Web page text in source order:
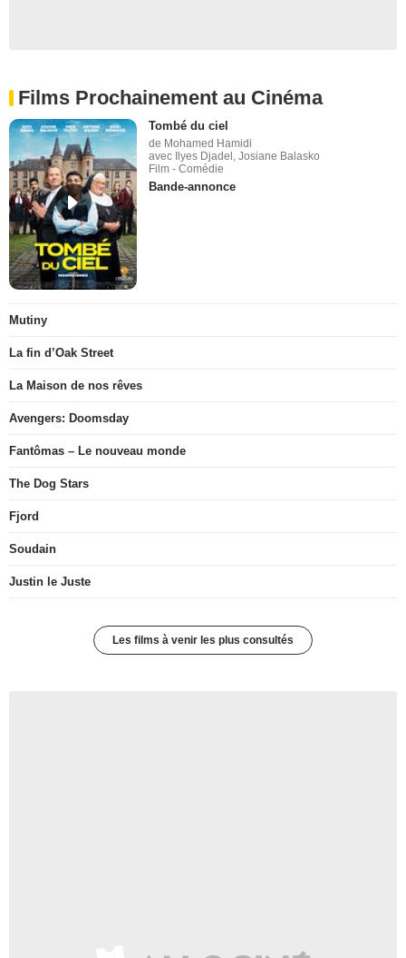
Films Prochainement au Cinéma
Tombé du ciel
de Mohamed Hamidi
avec Ilyes Djadel, Josiane Balasko
Film - Comédie
Bande-annonce
Mutiny
La fin d’Oak Street
La Maison de nos rêves
Avengers: Doomsday
Fantômas – Le nouveau monde
The Dog Stars
Fjord
Soudain
Justin le Juste
Les films à venir les plus consultés